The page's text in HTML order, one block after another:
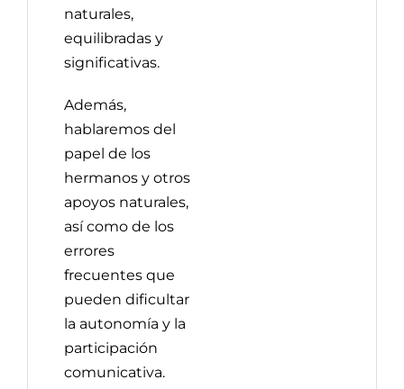
naturales,
equilibradas y
significativas.
Además,
hablaremos del
papel de los
hermanos y otros
apoyos naturales,
así como de los
errores
frecuentes que
pueden dificultar
la autonomía y la
participación
comunicativa.